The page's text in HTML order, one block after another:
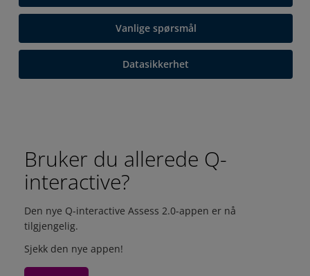
Vanlige spørsmål
Datasikkerhet
Bruker du allerede Q-
interactive?
Den nye Q-interactive Assess 2.0-appen er nå
tilgjengelig.
Sjekk den nye appen!